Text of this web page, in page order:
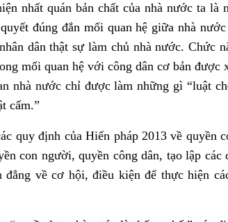
quán bản chất của nhà nước ta là
đúng đắn mối quan hệ giữa nhà
dân thật sự làm chủ nhà nước. Chức
mối quan hệ với công dân cơ bản được
nhà nước chỉ được làm những gì “luật
cấm.”
định của Hiến pháp 2013 về quyền
con người, quyền công dân, tạo lập các
đẳng về cơ hội, điều kiện để thực hiện